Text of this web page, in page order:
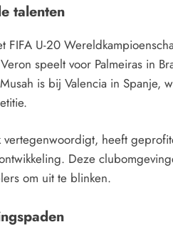
talenten
FIFA U-20
speelt voor Palmeiras in
is bij Valencia in Spanje,
vertegenwoordigt, heeft
Deze
om uit te blinken.